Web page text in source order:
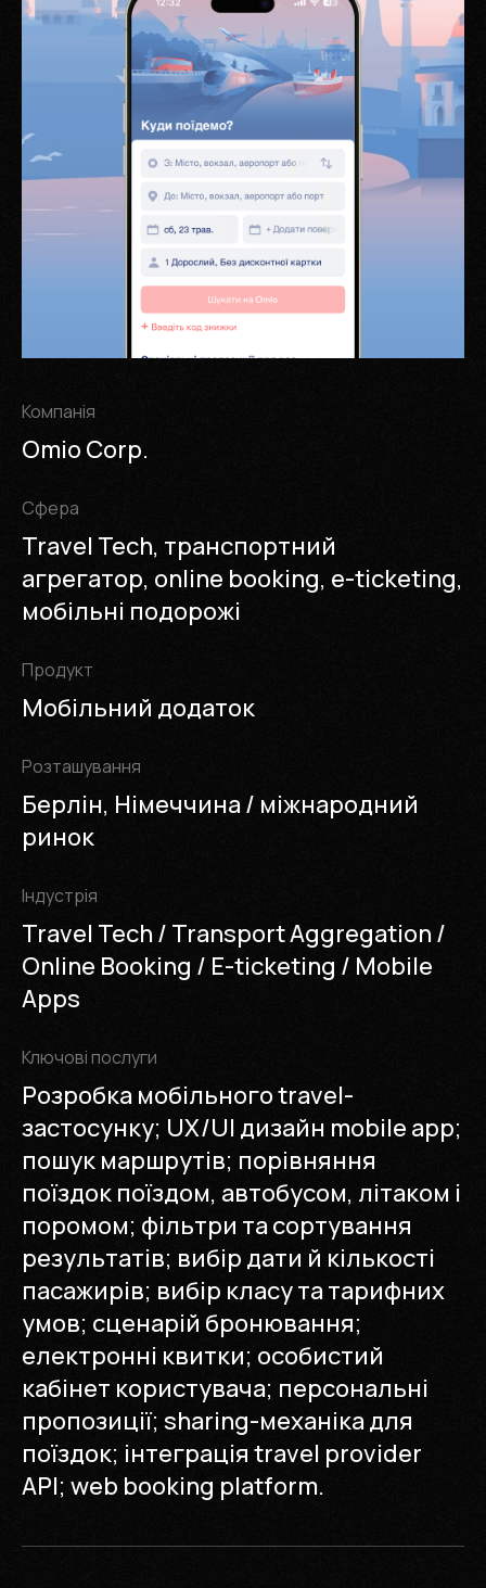
Компанія
Omio Corp.
Cфера
Travel Tech, транспортний
агрегатор, online booking, e-ticketing,
мобільні подорожі
Продукт
Мобільний додаток
Розташування
Берлін, Німеччина / міжнародний
ринок
Iндустрія
Travel Tech / Transport Aggregation /
Online Booking / E-ticketing / Mobile
Apps
Ключові послуги
Розробка мобільного travel-
застосунку; UX/UI дизайн mobile app;
пошук маршрутів; порівняння
поїздок поїздом, автобусом, літаком і
поромом; фільтри та сортування
результатів; вибір дати й кількості
пасажирів; вибір класу та тарифних
умов; сценарій бронювання;
електронні квитки; особистий
кабінет користувача; персональні
пропозиції; sharing-механіка для
поїздок; інтеграція travel provider
API; web booking platform.